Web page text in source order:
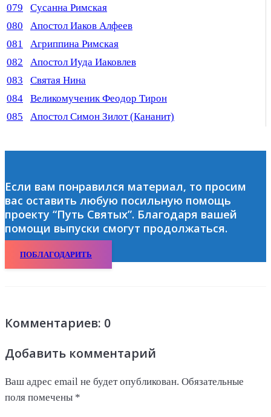
079
Сусанна Римская
080
Апостол Иаков Алфеев
081
Агриппина Римская
082
Апостол Иуда Иаковлев
083
Святая Нина
084
Великомученик Феодор Тирон
085
Апостол Симон Зилот (Кананит)
Если вам понравился материал, то просим
вас оставить любую посильную помощь
проекту “Путь Святых”. Благодаря вашей
помощи выпуски смогут продолжаться.
ПОБЛАГОДАРИТЬ
Комментариев: 0
Добавить комментарий
Ваш адрес email не будет опубликован. Обязательные
поля помечены *